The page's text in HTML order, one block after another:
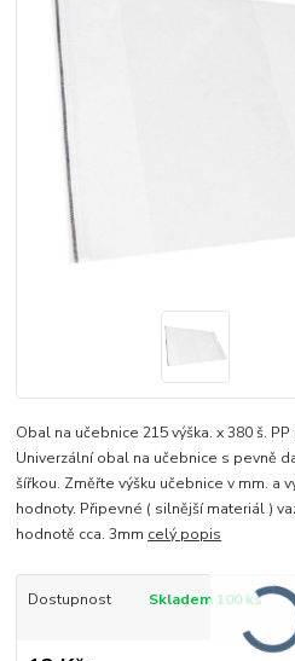
Obal na učebnice 215 výška. x 380 š.
Univerzální obal na učebnice s pevně
šířkou. Změřte výšku učebnice v mm. a
hodnoty. Připevné ( silnější materiál )
hodnotě cca. 3mm celý popis
Dostupnost Skladem 100 ks